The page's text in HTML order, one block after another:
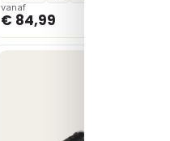
vanaf
€ 84,99